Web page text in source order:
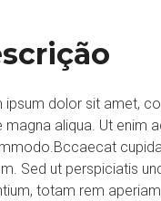
ipsum dolor sit amet,
magna aliqua. Ut enim
Sed ut perspiciatis
totam rem